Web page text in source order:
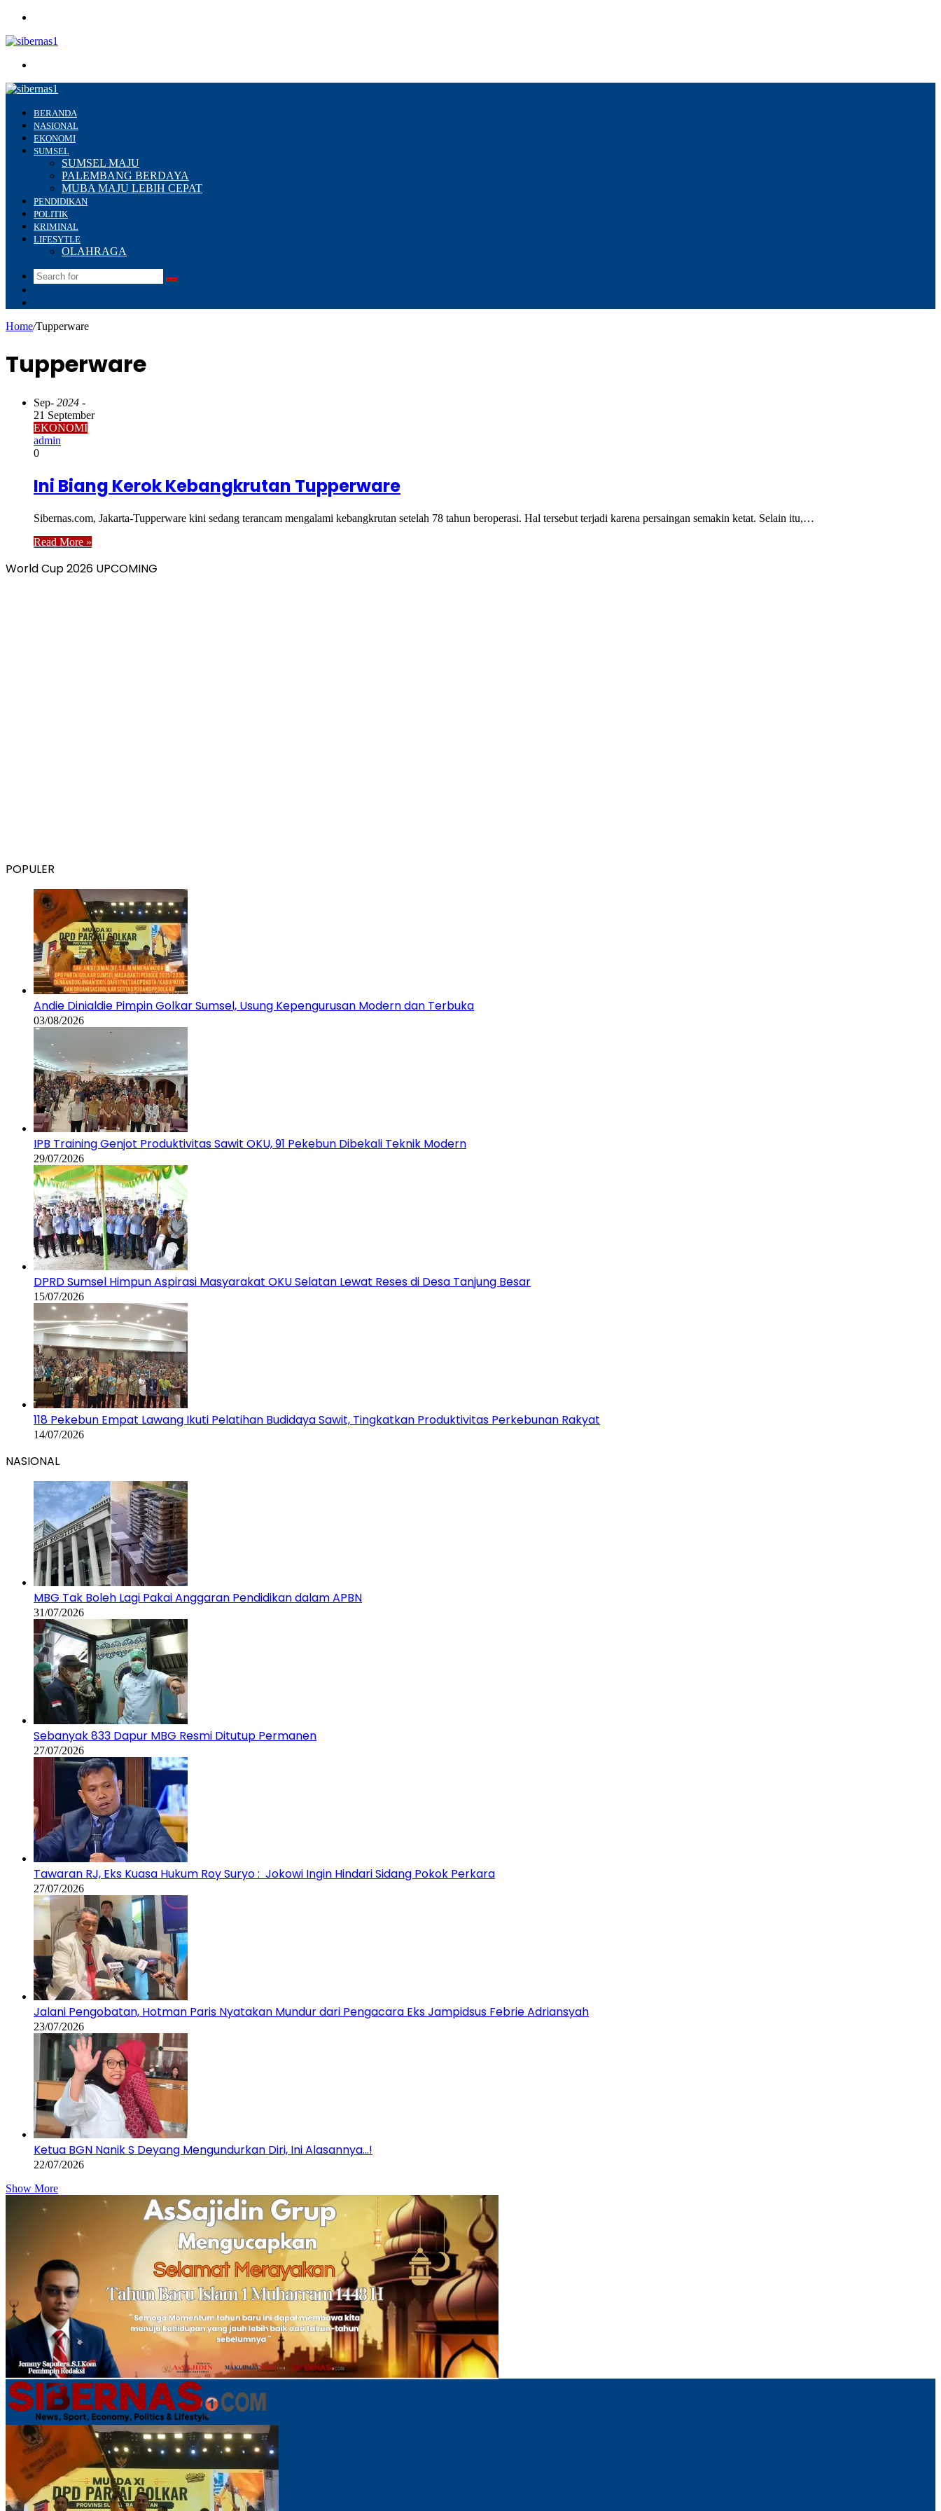
BERANDA
NASIONAL
EKONOMI
SUMSEL
SUMSEL MAJU
PALEMBANG BERDAYA
MUBA MAJU LEBIH CEPAT
PENDIDIKAN
POLITIK
KRIMINAL
LIFESYTLE
OLAHRAGA
Search
Home/Tupperware
Tupperware
Sep- 2024 -
21 September
EKONOMI
admin
0
Ini Biang Kerok Kebangkrutan Tupperware
Sibernas.com, Jakarta-Tupperware kini sedang terancam mengalami kebangkrutan setelah 78 tahun beroperasi. Hal tersebut terjadi karena persaingan semakin ketat. Selain itu,…
Read More »
World Cup 2026 UPCOMING
POPULER
Andie Dinialdie Pimpin Golkar Sumsel, Usung Kepengurusan Modern dan Terbuka
03/08/2026
IPB Training Genjot Produktivitas Sawit OKU, 91 Pekebun Dibekali Teknik Modern
29/07/2026
DPRD Sumsel Himpun Aspirasi Masyarakat OKU Selatan Lewat Reses di Desa Tanjung Besar
15/07/2026
118 Pekebun Empat Lawang Ikuti Pelatihan Budidaya Sawit, Tingkatkan Produktivitas Perkebunan Rakyat
14/07/2026
NASIONAL
MBG Tak Boleh Lagi Pakai Anggaran Pendidikan dalam APBN
31/07/2026
Sebanyak 833 Dapur MBG Resmi Ditutup Permanen
27/07/2026
Tawaran RJ, Eks Kuasa Hukum Roy Suryo : Jokowi Ingin Hindari Sidang Pokok Perkara
27/07/2026
Jalani Pengobatan, Hotman Paris Nyatakan Mundur dari Pengacara Eks Jampidsus Febrie Adriansyah
23/07/2026
Ketua BGN Nanik S Deyang Mengundurkan Diri, Ini Alasannya…!
22/07/2026
Show More